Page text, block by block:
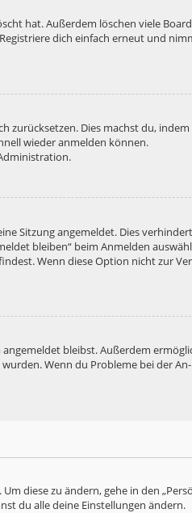
hat. Außerdem löschen viele
dich einfach erneut und
zurücksetzen. Dies machst du,
wieder anmelden können.
Sitzung angemeldet. Dies
bleiben“ beim Anmelden
Wenn diese Option nicht zur
bleibst. Außerdem
Wenn du Probleme bei der
diese zu ändern, gehe in den
du alle deine Einstellungen ändern.